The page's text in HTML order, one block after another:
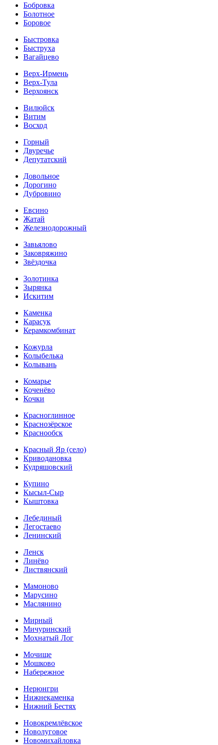
Бобровка
Болотное
Боровое
Быстровка
Быструха
Вагайцево
Верх-Ирмень
Верх-Тула
Верхоянск
Вилюйск
Витим
Восход
Горный
Двуречье
Депутатский
Довольное
Дорогино
Дубровино
Евсино
Жатай
Железнодорожный
Завьялово
Заковряжино
Звёздочка
Золотинка
Зырянка
Искитим
Каменка
Карасук
Керамкомбинат
Кожурла
Колыбелька
Колывань
Комарье
Коченёво
Кочки
Красноглинное
Краснозёрское
Краснообск
Красный Яр (село)
Криводановка
Кудряшовский
Купино
Кысыл-Сыр
Кыштовка
Лебединый
Легостаево
Ленинский
Ленск
Линёво
Листвянский
Мамоново
Марусино
Маслянино
Мирный
Мичуринский
Мохнатый Лог
Мочище
Мошково
Набережное
Нерюнгри
Нижнекаменка
Нижний Бестях
Новокремлёвское
Новолуговое
Новомихайловка